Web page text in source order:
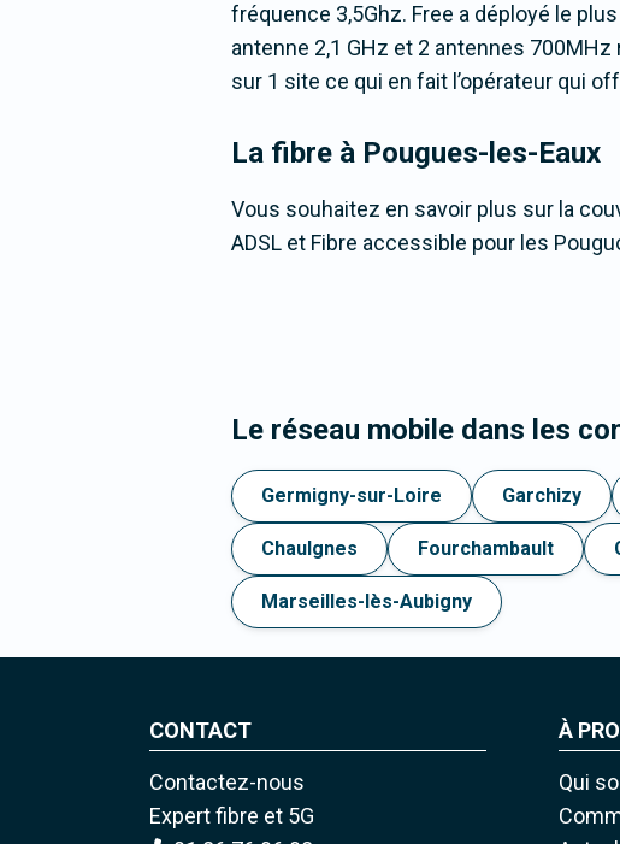
fréquence 3,5Ghz. Free a déployé le
antenne 2,1 GHz et 2 antennes
sur 1 site ce qui en fait l’opérateur qui
La fibre à Pougues-les-Eaux
Vous souhaitez en savoir plus sur la
ADSL et Fibre accessible pour les
Le réseau mobile dans les
Germigny-sur-Loire Garchizy
Chaulgnes Fourchambault
Marseilles-lès-Aubigny
CONTACT
Contactez-nous
Expert fibre et 5G
À
Qui